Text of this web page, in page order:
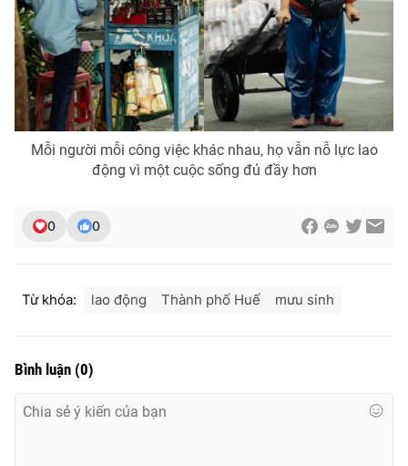
Mỗi người mỗi công việc khác nhau, họ vẫn nỗ lực lao
động vì một cuộc sống đủ đầy hơn
0 0
Từ khóa: lao động Thành phố Huế mưu sinh
Bình luận (0)